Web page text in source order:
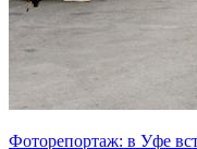
Фоторепортаж: в Уфе